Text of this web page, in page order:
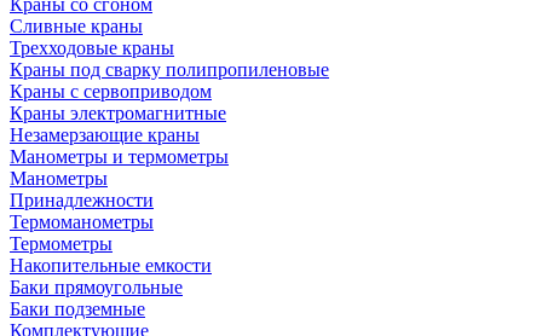
Сливные краны
Трехходовые краны
Краны под сварку полипропиленовые
Краны с сервоприводом
Краны электромагнитные
Незамерзающие краны
Манометры и термометры
Манометры
Принадлежности
Термоманометры
Термометры
Накопительные емкости
Баки прямоугольные
Баки подземные
Комплектующие